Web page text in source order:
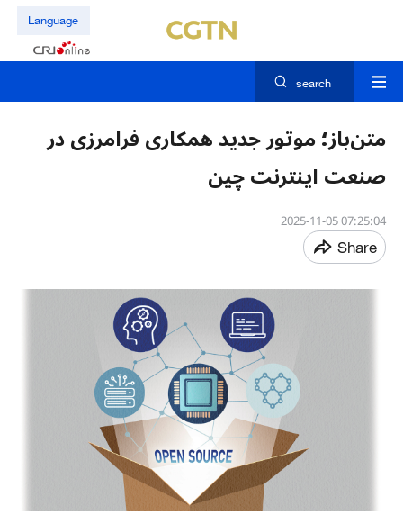
Language
search
متن‌باز؛ موتور جدید همکاری فرامرزی در
صنعت اینترنت چین
07:25:04 2025-11-05
Share